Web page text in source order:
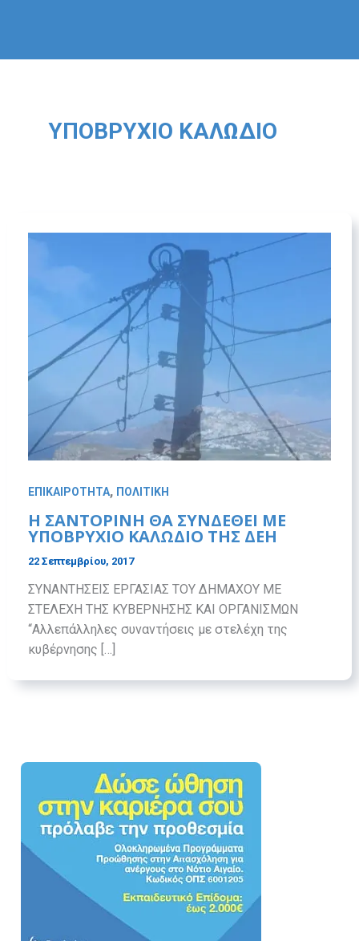
ΥΠΟΒΡΎΧΙΟ ΚΑΛΏΔΙΟ
ΕΠΙΚΑΙΡΟΤΗΤΑ, ΠΟΛΙΤΙΚΗ
Η ΣΑΝΤΟΡΙΝΗ ΘΑ ΣΥΝΔΕΘΕΙ ΜΕ
ΥΠΟΒΡΥΧΙΟ ΚΑΛΩΔΙΟ ΤΗΣ ΔΕΗ
22 Σεπτεμβρίου, 2017
ΣΥΝΑΝΤΗΣΕΙΣ ΕΡΓΑΣΙΑΣ ΤΟΥ ΔΗΜΑΧΟΥ ΜΕ
ΣΤΕΛΕΧΗ ΤΗΣ ΚΥΒΕΡΝΗΣΗΣ ΚΑΙ ΟΡΓΑΝΙΣΜΩΝ
“Αλλεπάλληλες συναντήσεις με στελέχη της
κυβέρνησης […]